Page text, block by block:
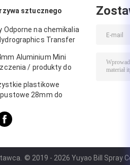
sztucznego
Odporne na chemikalia
Transfer
Aluminium Mini
/ produkty do
plastikowe
28mm do
© 2019 - 2026 Yuyao Bill Spray